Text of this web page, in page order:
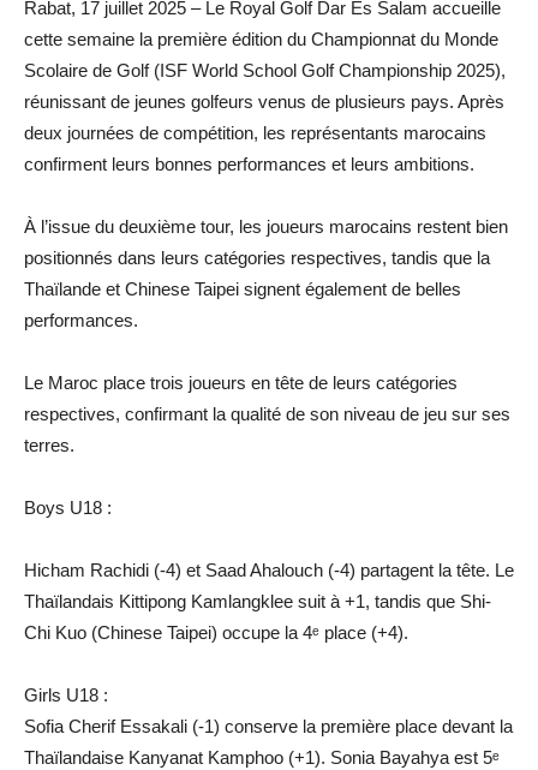
Rabat, 17 juillet 2025 – Le Royal Golf Dar Es Salam accueille
cette semaine la première édition du Championnat du Monde
Scolaire de Golf (ISF World School Golf Championship 2025),
réunissant de jeunes golfeurs venus de plusieurs pays. Après
deux journées de compétition, les représentants marocains
confirment leurs bonnes performances et leurs ambitions.
À l’issue du deuxième tour, les joueurs marocains restent bien
positionnés dans leurs catégories respectives, tandis que la
Thaïlande et Chinese Taipei signent également de belles
performances.
Le Maroc place trois joueurs en tête de leurs catégories
respectives, confirmant la qualité de son niveau de jeu sur ses
terres.
Boys U18 :
Hicham Rachidi (-4) et Saad Ahalouch (-4) partagent la tête. Le
Thaïlandais Kittipong Kamlangklee suit à +1, tandis que Shi-
Chi Kuo (Chinese Taipei) occupe la 4ᵉ place (+4).
Girls U18 :
Sofia Cherif Essakali (-1) conserve la première place devant la
Thaïlandaise Kanyanat Kamphoo (+1). Sonia Bayahya est 5ᵉ